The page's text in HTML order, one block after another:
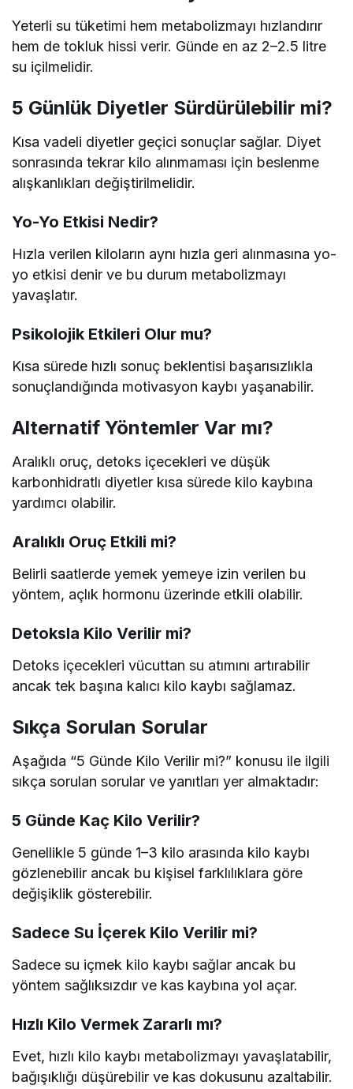
Yeterli su tüketimi hem metabolizmayı hızlandırır
hem de tokluk hissi verir. Günde en az 2–2.5 litre
su içilmelidir.
5 Günlük Diyetler Sürdürülebilir mi?
Kısa vadeli diyetler geçici sonuçlar sağlar. Diyet
sonrasında tekrar kilo alınmaması için beslenme
alışkanlıkları değiştirilmelidir.
Yo-Yo Etkisi Nedir?
Hızla verilen kiloların aynı hızla geri alınmasına yo-
yo etkisi denir ve bu durum metabolizmayı
yavaşlatır.
Psikolojik Etkileri Olur mu?
Kısa sürede hızlı sonuç beklentisi başarısızlıkla
sonuçlandığında motivasyon kaybı yaşanabilir.
Alternatif Yöntemler Var mı?
Aralıklı oruç, detoks içecekleri ve düşük
karbonhidratlı diyetler kısa sürede kilo kaybına
yardımcı olabilir.
Aralıklı Oruç Etkili mi?
Belirli saatlerde yemek yemeye izin verilen bu
yöntem, açlık hormonu üzerinde etkili olabilir.
Detoksla Kilo Verilir mi?
Detoks içecekleri vücuttan su atımını artırabilir
ancak tek başına kalıcı kilo kaybı sağlamaz.
Sıkça Sorulan Sorular
Aşağıda “5 Günde Kilo Verilir mi?” konusu ile ilgili
sıkça sorulan sorular ve yanıtları yer almaktadır:
5 Günde Kaç Kilo Verilir?
Genellikle 5 günde 1–3 kilo arasında kilo kaybı
gözlenebilir ancak bu kişisel farklılıklara göre
değişiklik gösterebilir.
Sadece Su İçerek Kilo Verilir mi?
Sadece su içmek kilo kaybı sağlar ancak bu
yöntem sağlıksızdır ve kas kaybına yol açar.
Hızlı Kilo Vermek Zararlı mı?
Evet, hızlı kilo kaybı metabolizmayı yavaşlatabilir,
bağışıklığı düşürebilir ve kas dokusunu azaltabilir.